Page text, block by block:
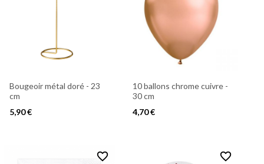
Bougeoir métal doré - 23
cm
5,90 €
10 ballons chrome cuivre -
30 cm
4,70 €
favorite_border favorite_border